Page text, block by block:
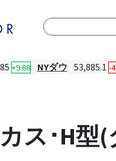
+9.68 NYダウ 53,885.1 -
ス･H型